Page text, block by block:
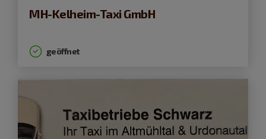
MH-Kelheim-Taxi GmbH
geöffnet